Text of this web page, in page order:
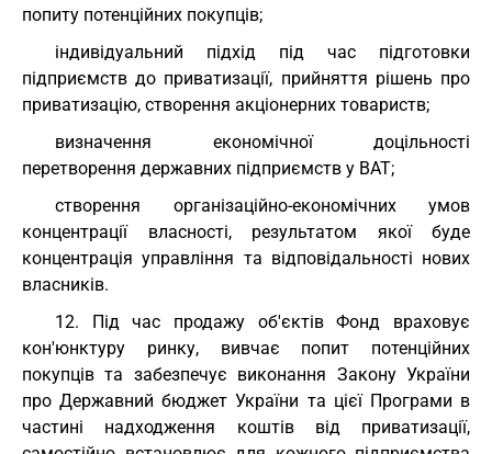
попиту потенційних покупців;
індивідуальний підхід під час підготовки
підприємств до приватизації, прийняття рішень про
приватизацію, створення акціонерних товариств;
визначення економічної доцільності
перетворення державних підприємств у ВАТ;
створення організаційно-економічних умов
концентрації власності, результатом якої буде
концентрація управління та відповідальності нових
власників.
12. Під час продажу об'єктів Фонд враховує
кон'юнктуру ринку, вивчає попит потенційних
покупців та забезпечує виконання Закону України
про Державний бюджет України та цієї Програми в
частині надходження коштів від приватизації,